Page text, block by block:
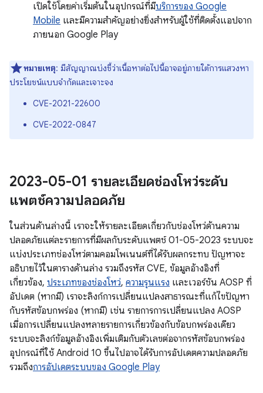
เปิดใช้โดยค่าเริ่มต้นในอุปกรณ์ที่มีบริการของ Google
Mobile และมีความสำคัญอย่างยิ่งสำหรับผู้ใช้ที่ติดตั้งแอปจาก
ภายนอก Google Play
หมายเหตุ: มีสัญญาณบ่งชี้ว่าเนื้อหาต่อไปนี้อาจอยู่ภายใต้การแสวงหา
ประโยชน์แบบจำกัดและเจาะจง
CVE-2021-22600
CVE-2022-0847
2023-05-01 รายละเอียดช่องโหว่ระดับ
แพตช์ความปลอดภัย
ในส่วนด้านล่างนี้ เราจะให้รายละเอียดเกี่ยวกับช่องโหว่ด้านความ
ปลอดภัยแต่ละรายการที่มีผลกับระดับแพตช์ 01-05-2023 ระบบจะ
แบ่งประเภทช่องโหว่ตามคอมโพเนนต์ที่ได้รับผลกระทบ ปัญหาจะ
อธิบายไว้ในตารางด้านล่าง รวมถึงรหัส CVE, ข้อมูลอ้างอิงที่
เกี่ยวข้อง, ประเภทของช่องโหว่, ความรุนแรง และเวอร์ชัน AOSP ที่
อัปเดต (หากมี) เราจะลิงก์การเปลี่ยนแปลงสาธารณะที่แก้ไขปัญหา
กับรหัสข้อบกพร่อง (หากมี) เช่น รายการการเปลี่ยนแปลง AOSP
เมื่อการเปลี่ยนแปลงหลายรายการเกี่ยวข้องกับข้อบกพร่องเดียว
ระบบจะลิงก์ข้อมูลอ้างอิงเพิ่มเติมกับตัวเลขต่อจากรหัสข้อบกพร่อง
อุปกรณ์ที่ใช้ Android 10 ขึ้นไปอาจได้รับการอัปเดตความปลอดภัย
รวมถึงการอัปเดตระบบของ Google Play